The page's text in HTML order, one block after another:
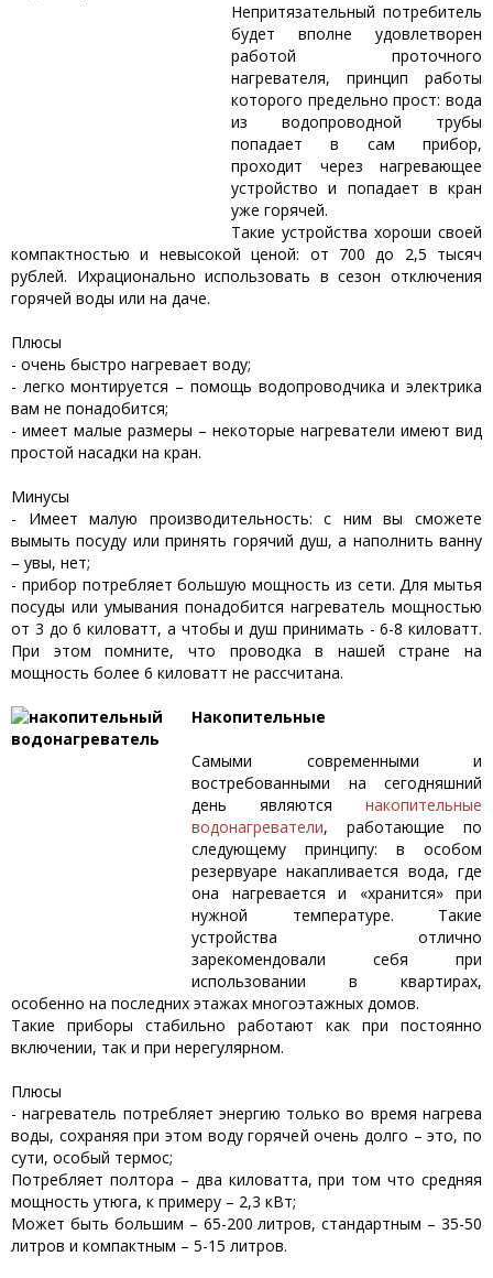
Непритязательный потребитель
будет вполне удовлетворен
работой проточного
нагревателя, принцип работы
которого предельно прост: вода
из водопроводной трубы
попадает в сам прибор,
проходит через нагревающее
устройство и попадает в кран
уже горячей.
Такие устройства хороши своей
компактностью и невысокой ценой: от 700 до 2,5 тысяч
рублей. Ихрационально использовать в сезон отключения
горячей воды или на даче.
Плюсы
- очень быстро нагревает воду;
- легко монтируется – помощь водопроводчика и электрика
вам не понадобится;
- имеет малые размеры – некоторые нагреватели имеют вид
простой насадки на кран.
Минусы
- Имеет малую производительность: с ним вы сможете
вымыть посуду или принять горячий душ, а наполнить ванну
– увы, нет;
- прибор потребляет большую мощность из сети. Для мытья
посуды или умывания понадобится нагреватель мощностью
от 3 до 6 киловатт, а чтобы и душ принимать - 6-8 киловатт.
При этом помните, что проводка в нашей стране на
мощность более 6 киловатт не рассчитана.
Накопительные
Самыми современными и
востребованными на сегодняшний
день являются накопительные
водонагреватели, работающие по
следующему принципу: в особом
резервуаре накапливается вода, где
она нагревается и «хранится» при
нужной температуре. Такие
устройства отлично
зарекомендовали себя при
использовании в квартирах,
особенно на последних этажах многоэтажных домов.
Такие приборы стабильно работают как при постоянно
включении, так и при нерегулярном.
Плюсы
- нагреватель потребляет энергию только во время нагрева
воды, сохраняя при этом воду горячей очень долго – это, по
сути, особый термос;
Потребляет полтора – два киловатта, при том что средняя
мощность утюга, к примеру – 2,3 кВт;
Может быть большим – 65-200 литров, стандартным – 35-50
литров и компактным – 5-15 литров.